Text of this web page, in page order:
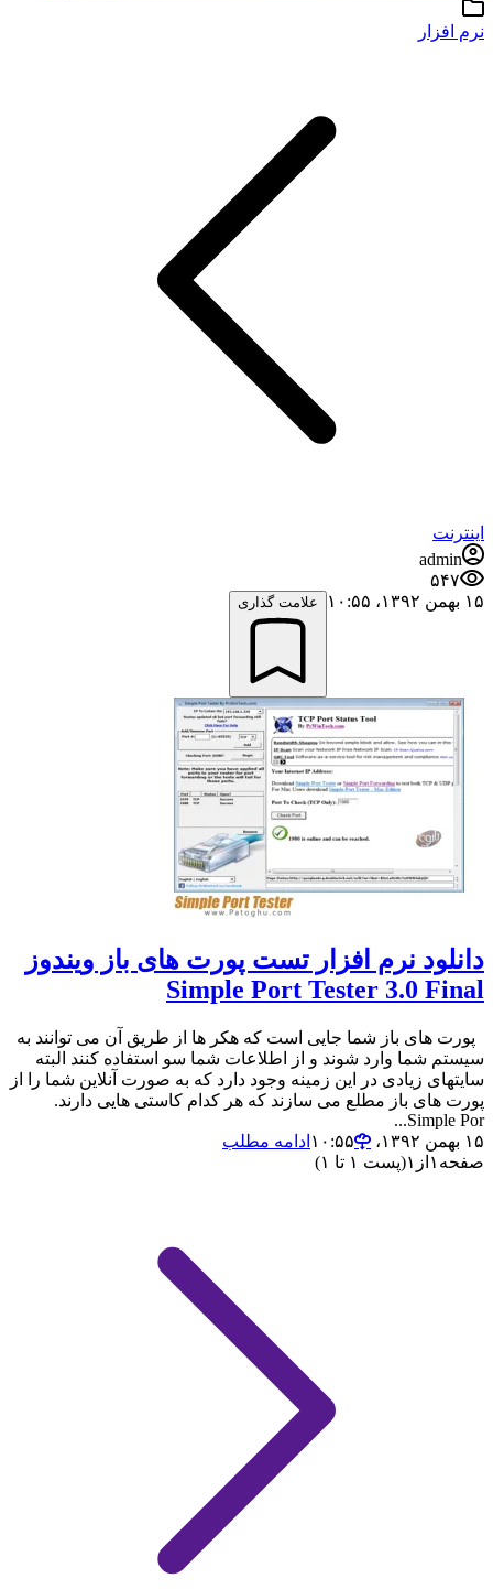
نرم افزار
اینترنت
admin
۵۴۷
۱۵ بهمن ۱۳۹۲،‏ ۱۰:۵۵
علامت گذاری
دانلود نرم افزار تست پورت های باز ویندوز
Simple Port Tester 3.0 Final
پورت های باز شما جایی است که هکر ها از طریق آن می توانند به
سیستم شما وارد شوند و از اطلاعات شما سو استفاده کنند البته
سایتهای زیادی در این زمینه وجود دارد که به صورت آنلاین شما را از
پورت های باز مطلع می سازند که هر کدام کاستی هایی دارند.
Simple Por...
۱۵ بهمن ۱۳۹۲،‏ ۱۰:۵۵
ادامه مطلب
صفحه ۱ از ۱(پست ۱ تا ۱)